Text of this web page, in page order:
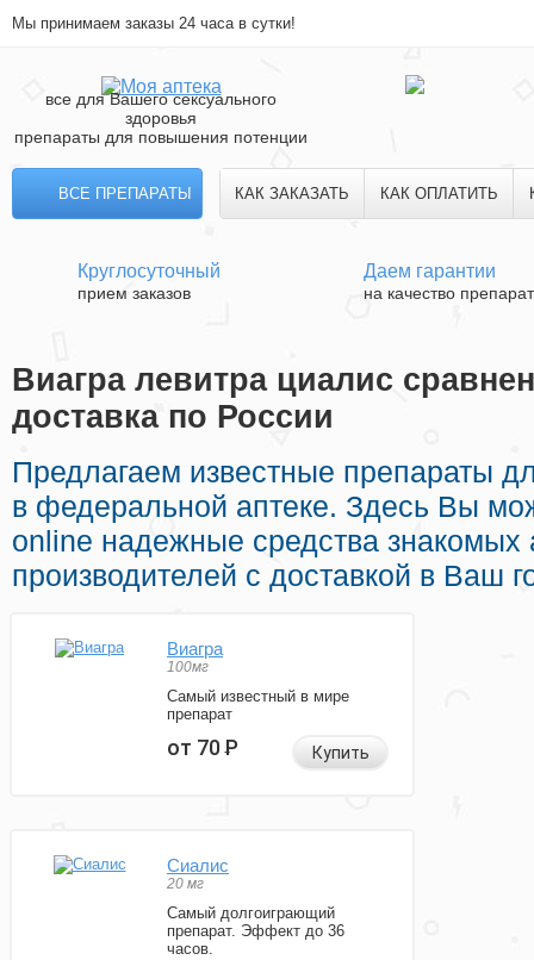
Мы принимаем заказы 24 часа в сутки!
все для Вашего сексуального
здоровья
препараты для повышения потенции
ВСЕ ПРЕПАРАТЫ КАК ЗАКАЗАТЬ КАК ОПЛАТИТЬ
Круглосуточный
прием заказов
Даем гарантии
на качество
Виагра левитра циалис
доставка по России
Предлагаем известные препараты
в федеральной аптеке. Здесь Вы
online надежные средства знакомых
производителей с доставкой в Ваш
Виагра
100мг
Самый известный в мире
препарат
от 70Р Купить
Сиалис
20 мг
Самый долгоиграющий
препарат. Эффект до 36
часов.